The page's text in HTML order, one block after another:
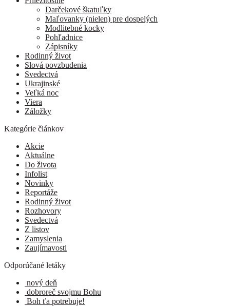
Darčekové škatuľky
Maľovanky (nielen) pre dospelých
Modlitebné kocky
Pohľadnice
Zápisníky
Rodinný život
Slová povzbudenia
Svedectvá
Ukrajinské
Veľká noc
Viera
Záložky
Kategórie článkov
Akcie
Aktuálne
Do života
Infolist
Novinky
Reportáže
Rodinný život
Rozhovory
Svedectvá
Z listov
Zamyslenia
Zaujímavosti
Odporúčané letáky
nový deň
dobroreč svojmu Bohu
Boh ťa potrebuje!